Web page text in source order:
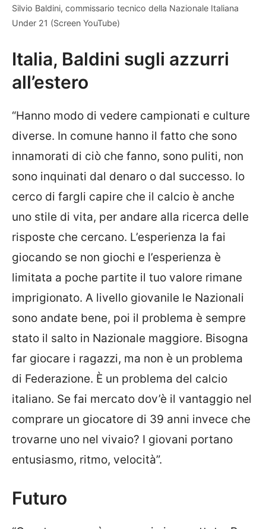
Silvio Baldini, commissario tecnico della Nazionale Italiana
Under 21 (Screen YouTube)
Italia, Baldini sugli azzurri
all’estero
“Hanno modo di vedere campionati e culture
diverse. In comune hanno il fatto che sono
innamorati di ciò che fanno, sono puliti, non
sono inquinati dal denaro o dal successo. Io
cerco di fargli capire che il calcio è anche
uno stile di vita, per andare alla ricerca delle
risposte che cercano. L’esperienza la fai
giocando se non giochi e l’esperienza è
limitata a poche partite il tuo valore rimane
imprigionato. A livello giovanile le Nazionali
sono andate bene, poi il problema è sempre
stato il salto in Nazionale maggiore. Bisogna
far giocare i ragazzi, ma non è un problema
di Federazione. È un problema del calcio
italiano. Se fai mercato dov’è il vantaggio nel
comprare un giocatore di 39 anni invece che
trovarne uno nel vivaio? I giovani portano
entusiasmo, ritmo, velocità”.
Futuro